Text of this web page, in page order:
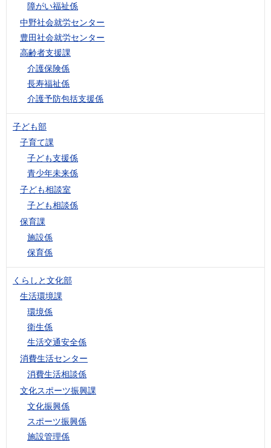
障がい福祉係
中野社会就労センター
豊田社会就労センター
高齢者支援課
介護保険係
長寿福祉係
介護予防包括支援係
子ども部
子育て課
子ども支援係
青少年未来係
子ども相談室
子ども相談係
保育課
施設係
保育係
くらしと文化部
生活環境課
環境係
衛生係
生活交通安全係
消費生活センター
消費生活相談係
文化スポーツ振興課
文化振興係
スポーツ振興係
施設管理係